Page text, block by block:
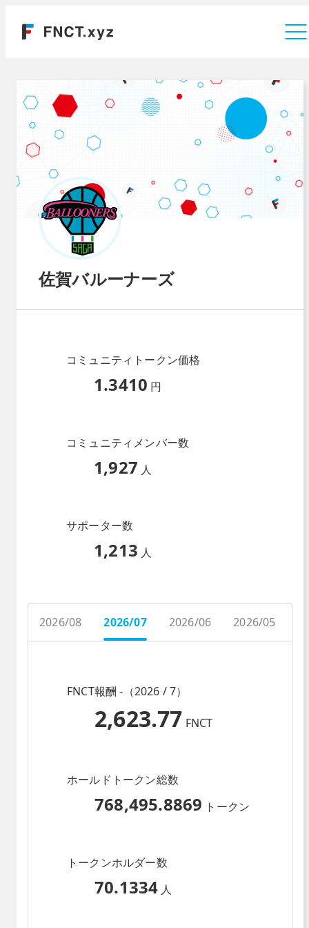
佐賀バルーナーズ
コミュニティトークン価格
1.3410 円
コミュニティメンバー数
1,927 人
サポーター数
1,213 人
2026/08 2026/07 2026/06 2026/05
FNCT報酬 -（2026 / 7）
2,623.77 FNCT
ホールドトークン総数
768,495.8869 トークン
トークンホルダー数
70.1334 人